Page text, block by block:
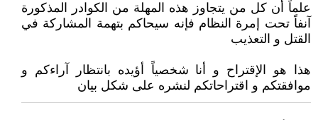
علماً أن كل من يتجاوز هذه المهلة من الكوادر المذكورة
آنفاً تحت إمرة النظام فإنه سيحاكم بتهمة المشاركة في
القتل و التعذيب
هذا هو الإقتراح و أنا شخصياً أؤيده بانتظار آراءكم و
موافقتكم و اقتراحاتكم لنشره على شكل بيان